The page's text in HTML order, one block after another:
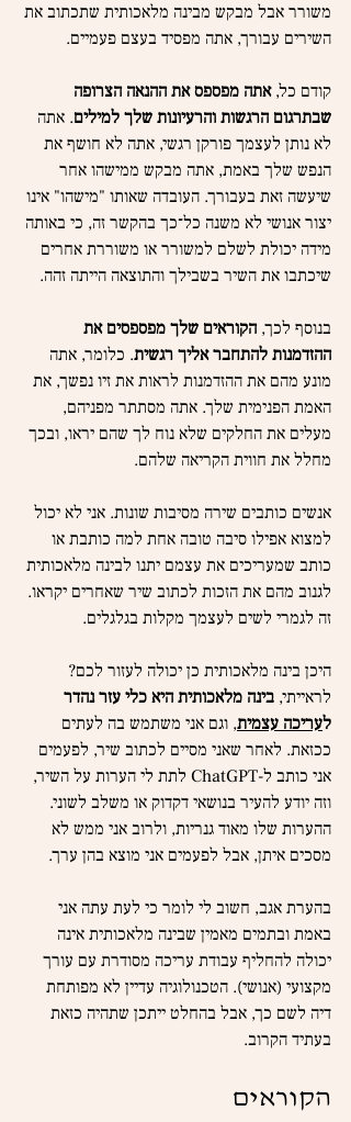
משורר אבל מבקש מבינה מלאכותית שתכתוב את
השירים עבורך, אתה מפסיד בעצם פעמיים.
קודם כל, אתה מפספס את ההנאה הצרופה
שבתרגום הרגשות והרעיונות שלך למילים. אתה
לא נותן לעצמך פורקן רגשי, אתה לא חושף את
הנפש שלך באמת, אתה מבקש ממישהו אחר
שיעשה זאת בעבורך. העובדה שאותו "מישהו" אינו
יצור אנושי לא משנה כל־כך בהקשר זה, כי באותה
מידה יכולת לשלם למשורר או משוררת אחרים
שיכתבו את השיר בשבילך והתוצאה הייתה זהה.
בנוסף לכך, הקוראים שלך מפספסים את
ההזדמנות להתחבר אליך רגשית. כלומר, אתה
מונע מהם את ההזדמנות לראות את זיו נפשך, את
האמת הפנימית שלך. אתה מסתתר מפניהם,
מעלים את החלקים שלא נוח לך שהם יראו, ובכך
מחלל את חווית הקריאה שלהם.
אנשים כותבים שירה מסיבות שונות. אני לא יכול
למצוא אפילו סיבה טובה אחת למה כותבת או
כותב שמעריכים את עצמם יתנו לבינה מלאכותית
לגנוב מהם את הזכות לכתוב שיר שאחרים יקראו.
זה לגמרי לשים לעצמך מקלות בגלגלים.
היכן בינה מלאכותית כן יכולה לעזור לכם?
לראייתי, בינה מלאכותית היא כלי עזר נהדר
לעריכה עצמית, וגם אני משתמש בה לעתים
ככזאת. לאחר שאני מסיים לכתוב שיר, לפעמים
אני כותב ל-ChatGPT לתת לי הערות על השיר,
וזה יודע להעיר בנושאי דקדוק או משלב לשוני.
ההערות שלו מאוד גנריות, ולרוב אני ממש לא
מסכים איתן, אבל לפעמים אני מוצא בהן ערך.
בהערת אגב, חשוב לי לומר כי לעת עתה אני
באמת ובתמים מאמין שבינה מלאכותית אינה
יכולה להחליף עבודת עריכה מסודרת עם עורך
מקצועי (אנושי). הטכנולוגיה עדיין לא מפותחת
דיה לשם כך, אבל בהחלט ייתכן שתהיה כזאת
בעתיד הקרוב.
הקוראים